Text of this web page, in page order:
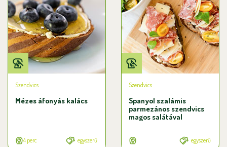
Szendvics
Mézes áfonyás kalács
4 perc egyszerű
Szendvics
Spanyol szalámis
parmezános szendvics
magos salátával
egyszerű